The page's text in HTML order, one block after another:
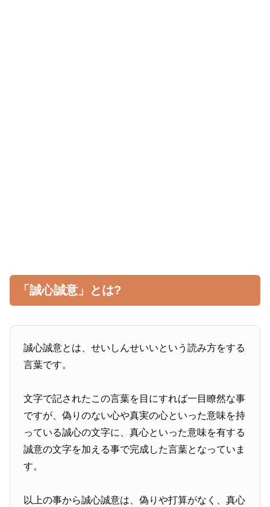
「誠心誠意」とは?
誠心誠意とは、せいしんせいいという読み方をする
言葉です。
文字で記されたこの言葉を目にすれば一目瞭然な事
ですが、偽りのない心や真実の心といった意味を持
っている誠心の文字に、真心といった意味を有する
誠意の文字を加える事で完成した言葉となっていま
す。
以上の事から誠心誠意は、偽りや打算がなく、真心